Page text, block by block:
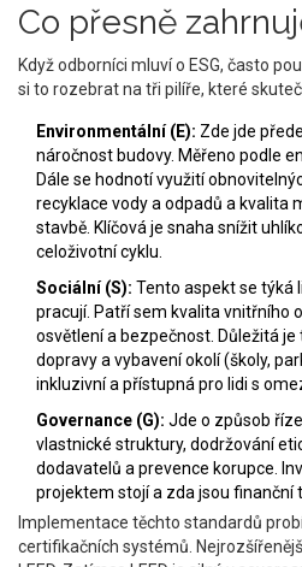
Co přesně
Když odborníci mluví o ESG, často
si to rozebrat na tři pilíře, které
Environmentální (E): Zde jde
náročnost budovy. Měřeno podle
Dále se hodnotí využití
recyklace vody a odpadů a kvalita
stavbě. Klíčová je snaha snížit
celoživotní cyklu.
Sociální (S): Tento aspekt se týká
pracují. Patří sem kvalita vnitřního
osvětlení a bezpečnost. Důležitá
dopravy a vybavení okolí (školy,
inkluzivní a přístupná pro lidi s
Governance (G): Jde o způsob
vlastnické struktury, dodržování
dodavatelů a prevence korupce.
projektem stojí a zda jsou finanční
Implementace těchto standardů
certifikačních systémů.